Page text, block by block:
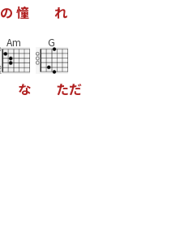
の 憧 れ
Am
な
G
ただ